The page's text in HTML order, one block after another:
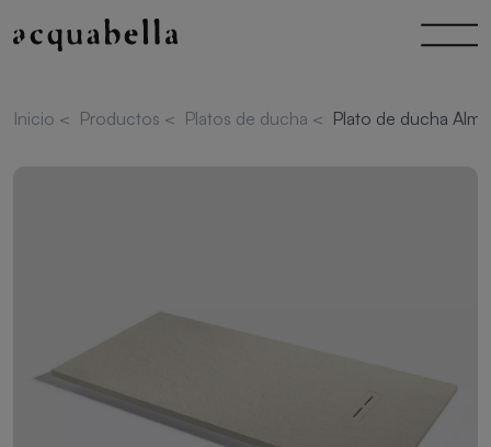
Inicio < Productos < Platos de ducha < Plato de ducha